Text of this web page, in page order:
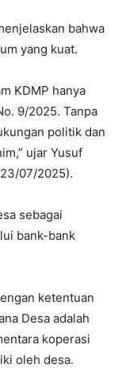
bahwa
yang kuat.
KDMP hanya
9/2025. Tanpa
politik dan
ujar Yusuf
07/2025).
sebagai
bank-bank
ketentuan
Desa adalah
koperasi
oleh desa.